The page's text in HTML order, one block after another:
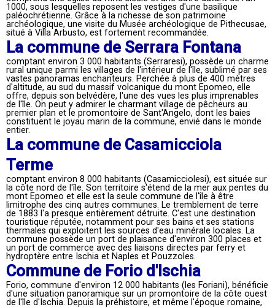
1000, sous lesquelles reposent les vestiges d'une basilique
paléochrétienne. Grâce à la richesse de son patrimoine
archéologique, une visite du Musée archéologique de Pithecusae,
situé à Villa Arbusto, est fortement recommandée.
La commune de Serrara Fontana
comptant environ 3 000 habitants (Serraresi), possède un charme
rural unique parmi les villages de l'intérieur de l'île, sublimé par ses
vastes panoramas enchanteurs. Perchée à plus de 400 mètres
d'altitude, au sud du massif volcanique du mont Epomeo, elle
offre, depuis son belvédère, l'une des vues les plus imprenables
de l'île. On peut y admirer le charmant village de pêcheurs au
premier plan et le promontoire de Sant'Angelo, dont les baies
constituent le joyau marin de la commune, envié dans le monde
entier.
La commune de Casamicciola
Terme
comptant environ 8 000 habitants (Casamicciolesi), est située sur
la côte nord de l'île. Son territoire s'étend de la mer aux pentes du
mont Epomeo et elle est la seule commune de l'île à être
limitrophe des cinq autres communes. Le tremblement de terre
de 1883 l'a presque entièrement détruite. C'est une destination
touristique réputée, notamment pour ses bains et ses stations
thermales qui exploitent les sources d'eau minérale locales. La
commune possède un port de plaisance d'environ 300 places et
un port de commerce avec des liaisons directes par ferry et
hydroptère entre Ischia et Naples et Pouzzoles.
Commune de Forio d'Ischia
Forio, commune d'environ 12 000 habitants (les Foriani), bénéficie
d'une situation panoramique sur un promontoire de la côte ouest
de l'île d'Ischia. Depuis la préhistoire, et même l'époque romaine,